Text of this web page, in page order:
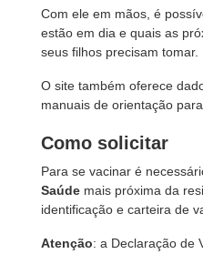
Com ele em mãos, é
estão em dia e quais as
seus filhos precisam tomar.
O site também oferece
manuais de orientação
Como solicitar
Para se vacinar é
Saúde mais próxima da
identificação e carteira de
Atenção: a Declaração de